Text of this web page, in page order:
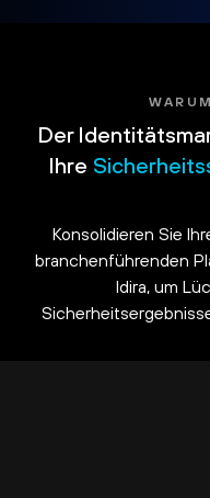
Der
Ihre
Konsolidieren Sie
branchenführenden
Idira, um